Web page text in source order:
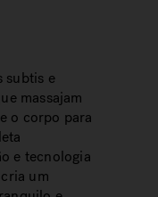
subtis e
massajam
o corpo para
e tecnologia
um